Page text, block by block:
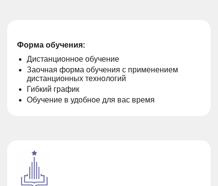
Форма обучения:
Дистанционное обучение
Заочная форма обучения с применением
дистанционных технологий
Гибкий график
Обучение в удобное для вас время